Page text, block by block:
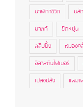
นาฬิกาชีวิต
บลัด
มาสก์
ยืดหยุ่น
สลีปปิ้ง
หมองค
อีลาสตินไฟเบอร์
เปล่งปลั่ง
แพมเ